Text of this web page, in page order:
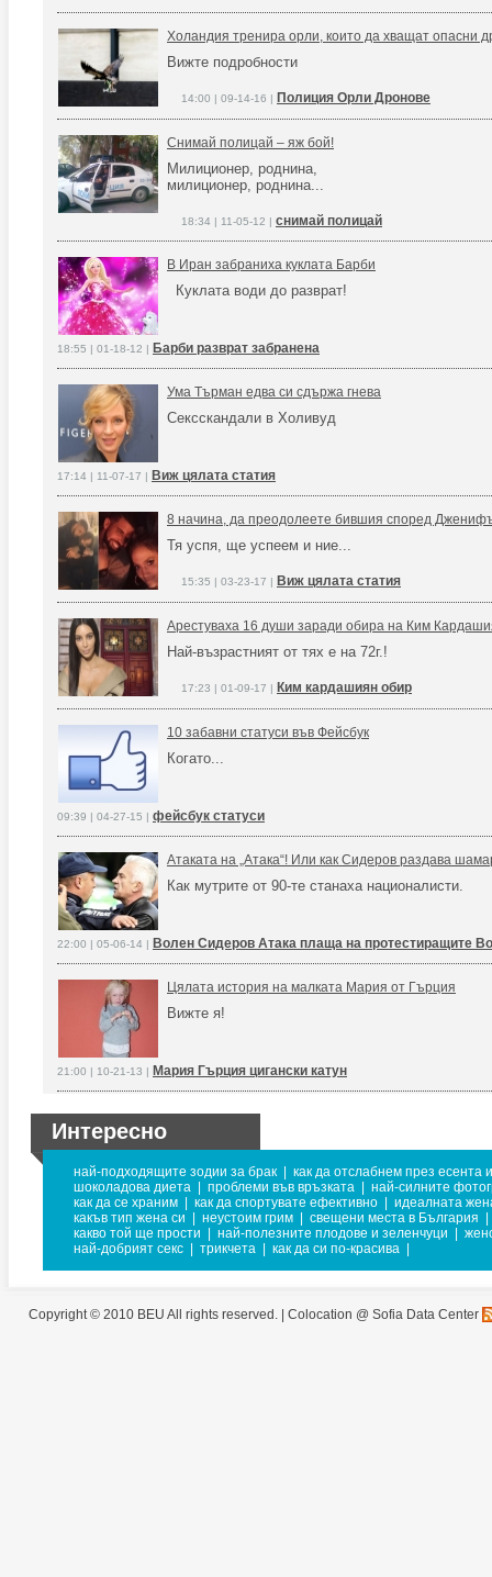
Холандия тренира орли, които да хващат опасни
Вижте подробности
14:00 | 09-14-16 | Полиция Орли Дронове
Снимай полицай – яж бой!
Милиционер, роднина,
милиционер, роднина...
18:34 | 11-05-12 | снимай полицай
В Иран забраниха куклата Барби
Куклата води до разврат!
18:55 | 01-18-12 | Барби разврат забранена
Ума Търман едва си сдържа гнева
Сексскандали в Холивуд
17:14 | 11-07-17 | Виж цялата статия
8 начина, да преодолеете бившия според
Тя успя, ще успеем и ние...
15:35 | 03-23-17 | Виж цялата статия
Арестуваха 16 души заради обира на Ким
Най-възрастният от тях е на 72г.!
17:23 | 01-09-17 | Ким кардашиян обир
10 забавни статуси във Фейсбук
Когато...
09:39 | 04-27-15 | фейсбук статуси
Атаката на „Атака“! Или как Сидеров раздава
Как мутрите от 90-те станаха националисти.
22:00 | 05-06-14 | Волен Сидеров Атака плаща на протестиращите
Цялата история на малката Мария от Гърция
Вижте я!
21:00 | 10-21-13 | Мария Гърция цигански катун
Интересно
най-подходящите зодии за брак
как да отслабнем през есента
шоколадова диета
проблеми във връзката
най-силните
как да се храним
как да спортувате ефективно
идеалната
какъв тип жена си
неустоим грим свещени места в България
какво той ще прости
най-полезните плодове и зеленчуци
най-добрият секс
трикчета как да си по-красива
Copyright © 2010 BEU All rights reserved. | Colocation @ Sofia Data Center